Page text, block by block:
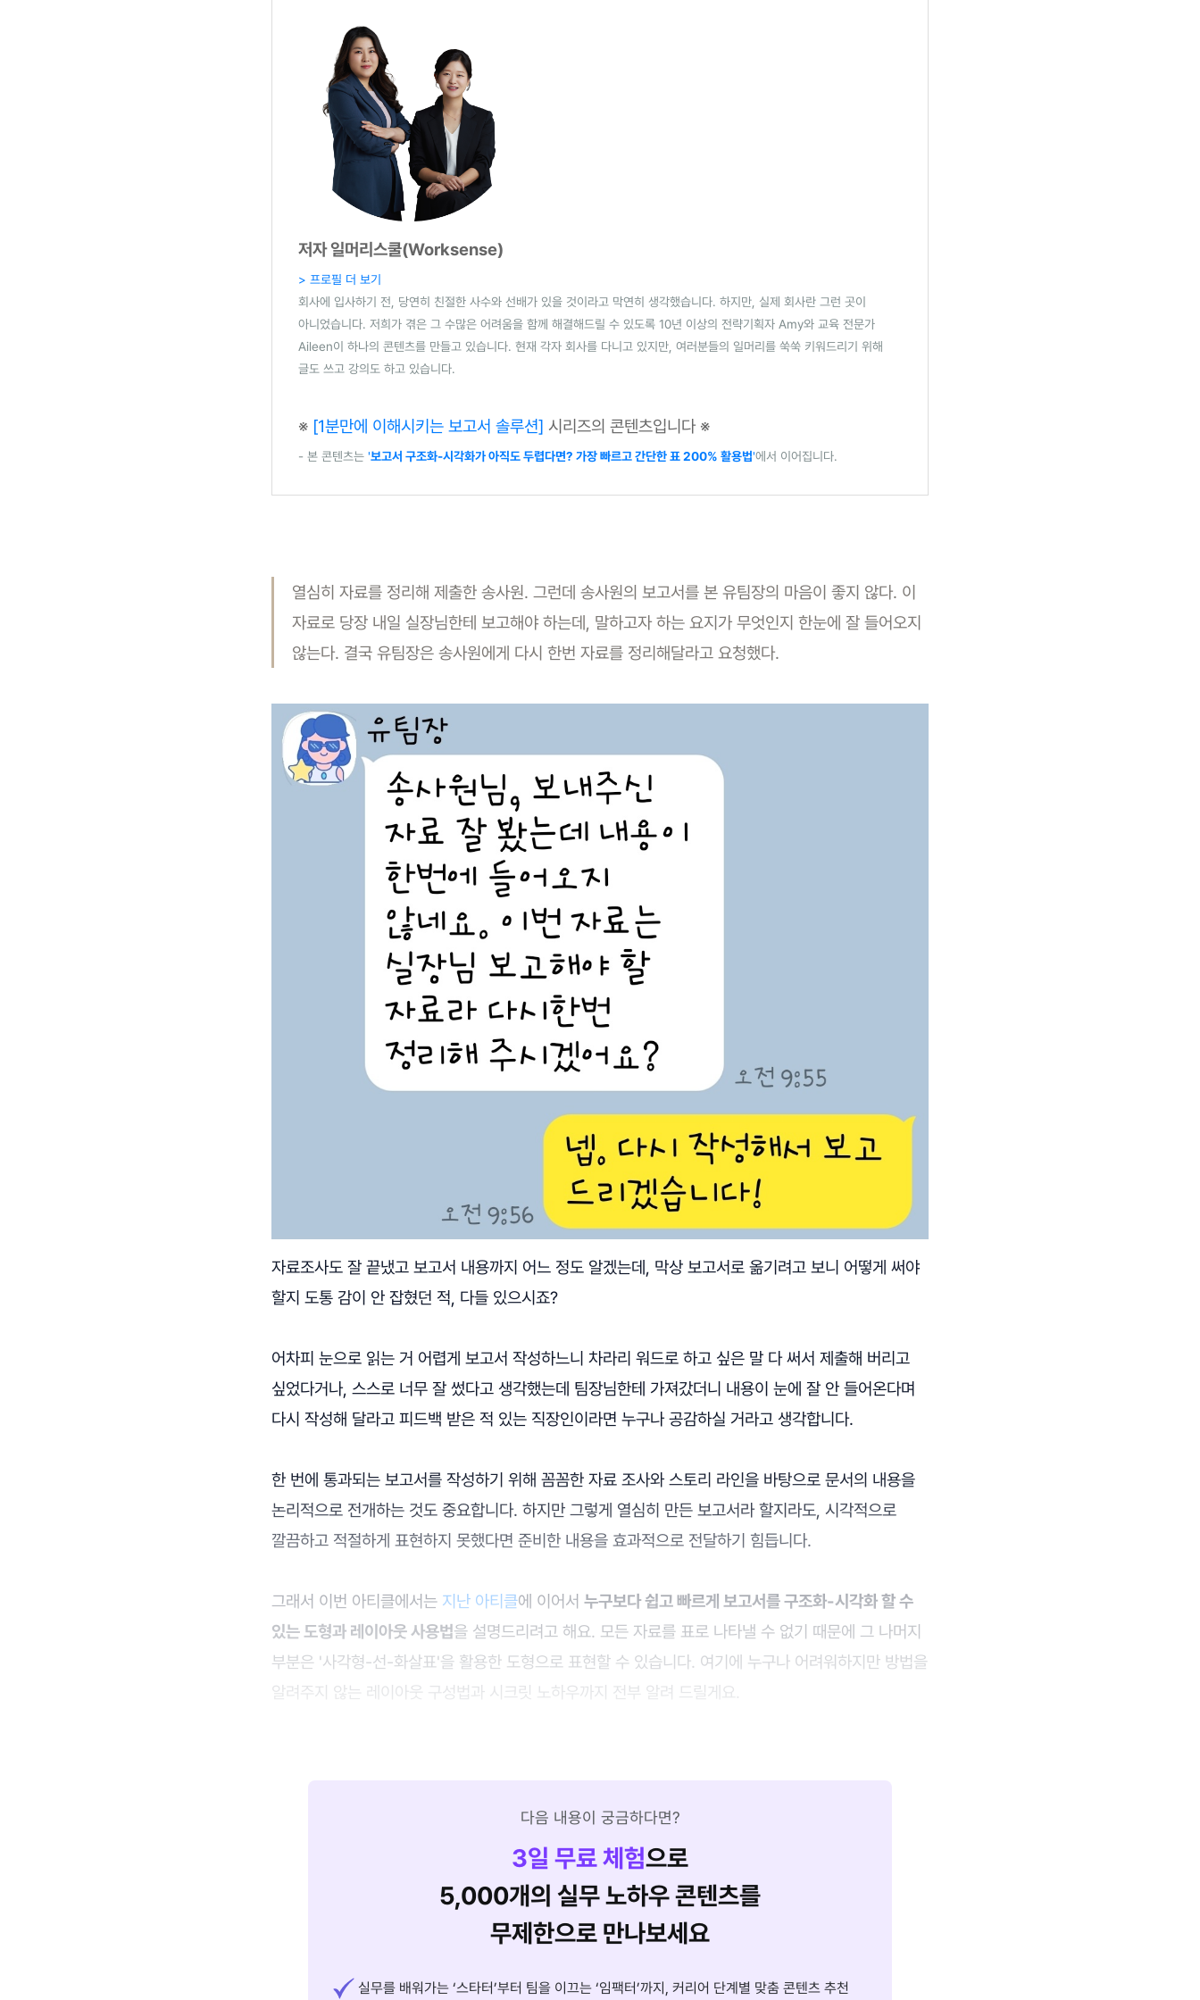
저자 일머리스쿨(Worksense)
> 프로필 더 보기
회사에 입사하기 전, 당연히 친절한 사수와 선배가 있을 것이라고 막연히 생각했습니다. 하지만, 실제 회사란 그런 곳이
아니었습니다. 저희가 겪은 그 수많은 어려움을 함께 해결해드릴 수 있도록 10년 이상의 전략기획자 Amy와 교육 전문가
Aileen이 하나의 콘텐츠를 만들고 있습니다. 현재 각자 회사를 다니고 있지만, 여러분들의 일머리를 쑥쑥 키워드리기 위해
글도 쓰고 강의도 하고 있습니다.
※ [1분만에 이해시키는 보고서 솔루션] 시리즈의 콘텐츠입니다 ※
- 본 콘텐츠는 '보고서 구조화-시각화가 아직도 두렵다면? 가장 빠르고 간단한 표 200% 활용법'에서 이어집니다.
열심히 자료를 정리해 제출한 송사원. 그런데 송사원의 보고서를 본 유팀장의 마음이 좋지 않다. 이
자료로 당장 내일 실장님한테 보고해야 하는데, 말하고자 하는 요지가 무엇인지 한눈에 잘 들어오지
않는다. 결국 유팀장은 송사원에게 다시 한번 자료를 정리해달라고 요청했다.
자료조사도 잘 끝냈고 보고서 내용까지 어느 정도 알겠는데, 막상 보고서로 옮기려고 보니 어떻게 써야
할지 도통 감이 안 잡혔던 적, 다들 있으시죠?
어차피 눈으로 읽는 거 어렵게 보고서 작성하느니 차라리 워드로 하고 싶은 말 다 써서 제출해 버리고
싶었다거나, 스스로 너무 잘 썼다고 생각했는데 팀장님한테 가져갔더니 내용이 눈에 잘 안 들어온다며
다시 작성해 달라고 피드백 받은 적 있는 직장인이라면 누구나 공감하실 거라고 생각합니다.
한 번에 통과되는 보고서를 작성하기 위해 꼼꼼한 자료 조사와 스토리 라인을 바탕으로 문서의 내용을
논리적으로 전개하는 것도 중요합니다. 하지만 그렇게 열심히 만든 보고서라 할지라도, 시각적으로
깔끔하고 적절하게 표현하지 못했다면 준비한 내용을 효과적으로 전달하기 힘듭니다.
그래서 이번 아티클에서는 지난 아티클에 이어서 누구보다 쉽고 빠르게 보고서를 구조화-시각화 할 수
있는 도형과 레이아웃 사용법을 설명드리려고 해요. 모든 자료를 표로 나타낼 수 없기 때문에 그 나머지
부분은 '사각형-선-화살표'을 활용한 도형으로 표현할 수 있습니다. 여기에 누구나 어려워하지만 방법을
알려주지 않는 레이아웃 구성법과 시크릿 노하우까지 전부 알려 드릴게요.
다음 내용이 궁금하다면?
3일 무료 체험으로
5,000개의 실무 노하우 콘텐츠를
무제한으로 만나보세요
실무를 배워가는 ‘스타터’부터 팀을 이끄는 ‘임팩터’까지, 커리어 단계별 맞춤 콘텐츠 추천